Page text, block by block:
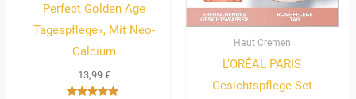
Perfect Golden Age
Tagespflege«, Mit Neo-
Calcium
13,99 €
Haut Cremen
L’ORÉAL PARIS
Gesichtspflege-Set